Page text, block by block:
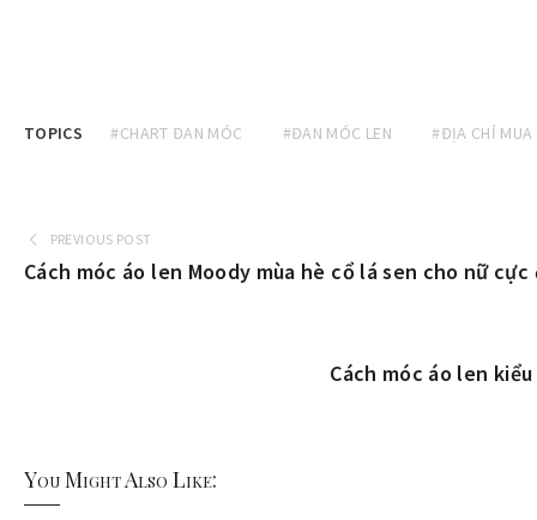
TOPICS #CHART ĐAN MÓC #ĐAN MÓC LEN #ĐỊA CHỈ MUA
PREVIOUS POST
Cách móc áo len Moody mùa hè cổ lá sen cho nữ cực
Cách móc áo len
You Might Also Like: